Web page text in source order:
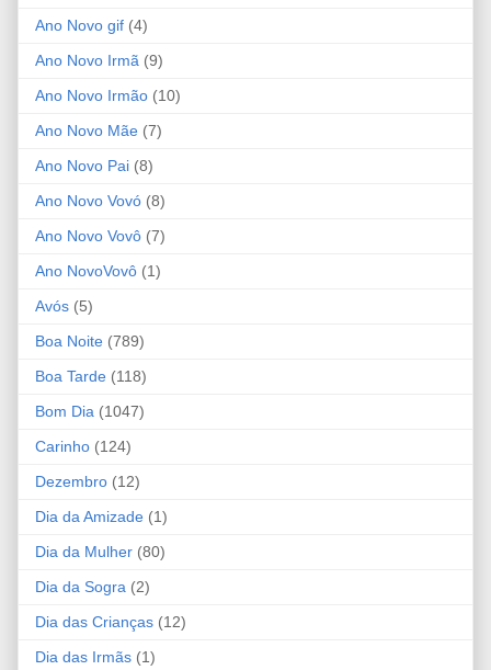
Ano Novo gif (4)
Ano Novo Irmã (9)
Ano Novo Irmão (10)
Ano Novo Mãe (7)
Ano Novo Pai (8)
Ano Novo Vovó (8)
Ano Novo Vovô (7)
Ano NovoVovô (1)
Avós (5)
Boa Noite (789)
Boa Tarde (118)
Bom Dia (1047)
Carinho (124)
Dezembro (12)
Dia da Amizade (1)
Dia da Mulher (80)
Dia da Sogra (2)
Dia das Crianças (12)
Dia das Irmãs (1)